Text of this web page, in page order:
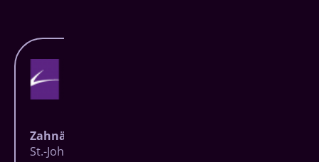
Zahnärzte Baumgarten
St.-Johann-Straße 27 | 57074 Siegen